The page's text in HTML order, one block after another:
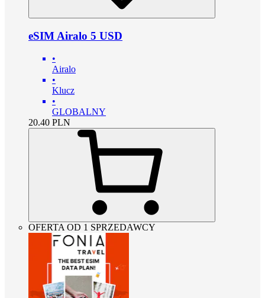
eSIM Airalo 5 USD
•
Airalo
•
Klucz
•
GLOBALNY
20.40 PLN
OFERTA OD 1 SPRZEDAWCY